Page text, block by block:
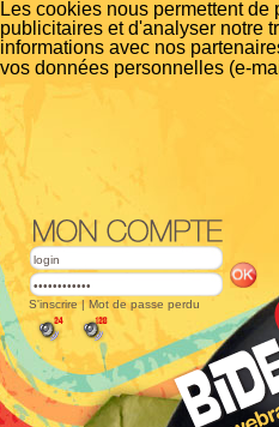
Les cookies nous permettent
publicitaires et d'analyser notre
informations avec nos
vos données personnelles (e-
S'inscrire | Mot de passe perdu